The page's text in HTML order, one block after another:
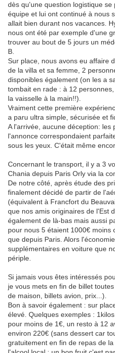
dès qu'une question logistique
équipe et lui ont continué à nous
allait bien durant nos vacances.
nous ont été par exemple d'une
trouver au bout de 5 jours un
B.
Sur place, nous avons eu affaire
de la villa et sa femme, 2
disponibles également (on les a
tombait en rade : à 12
la vaisselle à la main!!).
Vraiment cette première
a paru ultra simple, sécurisée et
A l'arrivée, ​​​​aucune déception: les
l'annonce correspondaient
sous les yeux. C'était même
Concernant le transport, il y a 3
Chania depuis Paris Orly via la
De notre côté, après étude des
finalement décidé de partir de
(équivalent à Francfort du
que nos amis originaires de l'Est
également de là-bas mais aussi
pour nous 5 étaient 1000€ moins
que depuis Paris. Alors
supplémentaires en voiture que
périple.
Si jamais vous êtes intéressés
je vous mets en fin de billet
de maison, billets avion, prix...).
Bon à savoir également : sur
élevé. Quelques exemples :
pour moins de 1€, un resto à 12
environ 220€ (sans dessert car
gratuitement en fin de repas de